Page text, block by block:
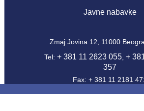
Javne nabavke
Zmaj Jovina 12, 11000
Tel:+ 381 11 2623 055 ,+
357
Fax: + 381 11 2181
Email: